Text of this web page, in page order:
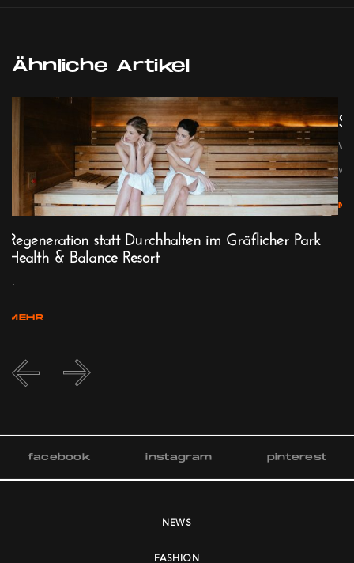
Ähnliche Artikel
Regeneration statt Durchhalten im Gräflicher Park
Health & Balance Resort
...
MEHR
w...
facebook instagram pinterest
NEWS
FASHION